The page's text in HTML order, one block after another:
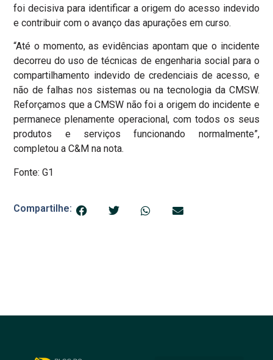
foi decisiva para identificar a origem do acesso indevido
e contribuir com o avanço das apurações em curso.
“Até o momento, as evidências apontam que o incidente
decorreu do uso de técnicas de engenharia social para o
compartilhamento indevido de credenciais de acesso, e
não de falhas nos sistemas ou na tecnologia da CMSW.
Reforçamos que a CMSW não foi a origem do incidente e
permanece plenamente operacional, com todos os seus
produtos e serviços funcionando normalmente”,
completou a C&M na nota.
Fonte: G1
Compartilhe: